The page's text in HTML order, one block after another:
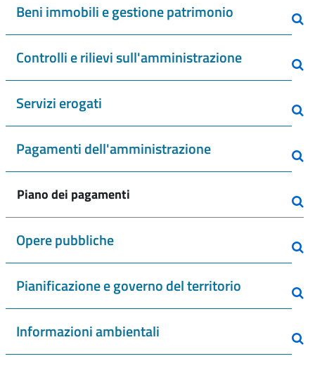
Beni immobili e gestione patrimonio
Controlli e rilievi sull'amministrazione
Servizi erogati
Pagamenti dell'amministrazione
Piano dei pagamenti
Opere pubbliche
Pianificazione e governo del territorio
Informazioni ambientali